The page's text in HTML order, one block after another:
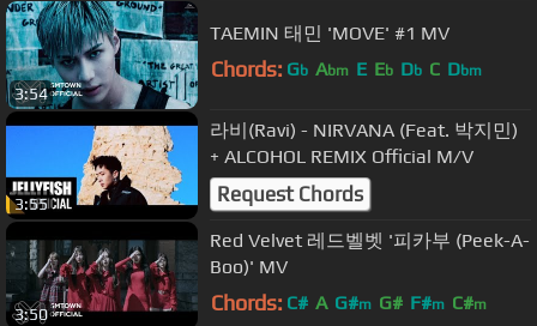
3:54
TAEMIN 태민 'MOVE' #1 MV
Chords: Gb Abm E Eb Db C Dbm
3:55
라비(Ravi) - NIRVANA (Feat. 박지민)
+ ALCOHOL REMIX Official M/V
Request Chords
3:50
Red Velvet 레드벨벳 '피카부 (Peek-A-
Boo)' MV
Chords: C# A G#m G# F#m C#m